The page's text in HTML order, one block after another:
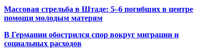
Массовая стрельба в Штаде: 5–6 погибших в центре
помощи молодым матерям
В Германии обострился спор вокруг миграции и
социальных расходов